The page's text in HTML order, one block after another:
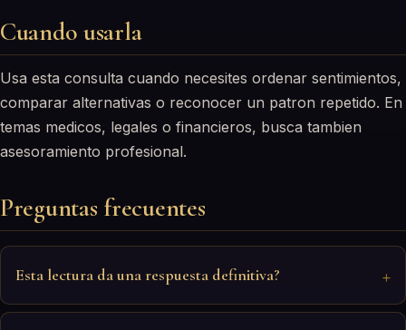
Cuando usarla
Usa esta consulta cuando necesites ordenar sentimientos,
comparar alternativas o reconocer un patron repetido. En
temas medicos, legales o financieros, busca tambien
asesoramiento profesional.
Preguntas frecuentes
Esta lectura da una respuesta definitiva?